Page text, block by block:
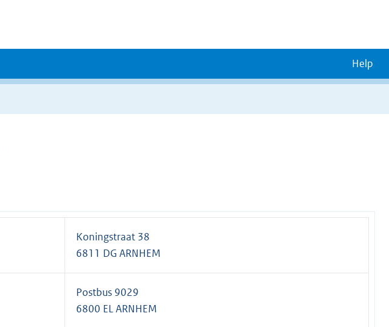
Help
Koningstraat 38
6811 DG ARNHEM
Postbus 9029
6800 EL ARNHEM